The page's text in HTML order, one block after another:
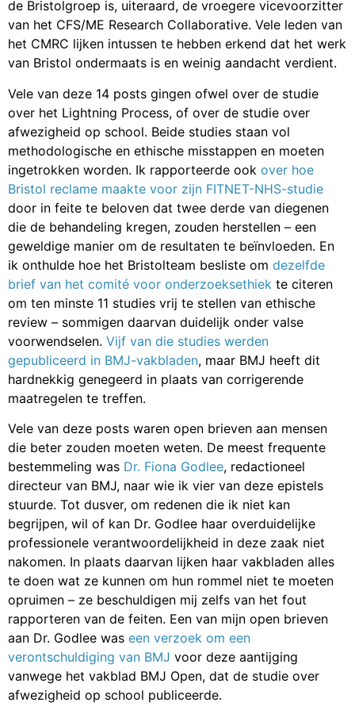
de Bristolgroep is, uiteraard, de vroegere vicevoorzitter
van het CFS/ME Research Collaborative. Vele leden van
het CMRC lijken intussen te hebben erkend dat het werk
van Bristol ondermaats is en weinig aandacht verdient.
Vele van deze 14 posts gingen ofwel over de studie
over het Lightning Process, of over de studie over
afwezigheid op school. Beide studies staan vol
methodologische en ethische misstappen en moeten
ingetrokken worden. Ik rapporteerde ook over hoe
Bristol reclame maakte voor zijn FITNET-NHS-studie
door in feite te beloven dat twee derde van diegenen
die de behandeling kregen, zouden herstellen – een
geweldige manier om de resultaten te beïnvloeden. En
ik onthulde hoe het Bristolteam besliste om dezelfde
brief van het comité voor onderzoeksethiek te citeren
om ten minste 11 studies vrij te stellen van ethische
review – sommigen daarvan duidelijk onder valse
voorwendselen. Vijf van die studies werden
gepubliceerd in BMJ-vakbladen, maar BMJ heeft dit
hardnekkig genegeerd in plaats van corrigerende
maatregelen te treffen.
Vele van deze posts waren open brieven aan mensen
die beter zouden moeten weten. De meest frequente
bestemmeling was Dr. Fiona Godlee, redactioneel
directeur van BMJ, naar wie ik vier van deze epistels
stuurde. Tot dusver, om redenen die ik niet kan
begrijpen, wil of kan Dr. Godlee haar overduidelijke
professionele verantwoordelijkheid in deze zaak niet
nakomen. In plaats daarvan lijken haar vakbladen alles
te doen wat ze kunnen om hun rommel niet te moeten
opruimen – ze beschuldigen mij zelfs van het fout
rapporteren van de feiten. Een van mijn open brieven
aan Dr. Godlee was een verzoek om een
verontschuldiging van BMJ voor deze aantijging
vanwege het vakblad BMJ Open, dat de studie over
afwezigheid op school publiceerde.